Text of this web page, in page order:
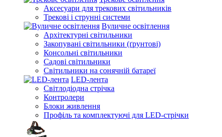
Аксесуари для трекових світильників
Трекові і струнні системи
Вуличне освітлення
Архітектурні світильники
Закопувані світильники (ґрунтові)
Консольні світильники
Садові світильники
Світильники на сонячній батареї
LED-лента
Світлодіодна стрічка
Контролери
Блоки живлення
Профіль та комплектуючі для LED-стрічки